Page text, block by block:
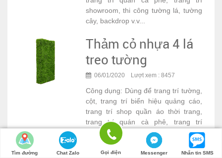
showroom, thi công tường lá, tường
cây, backdrop v.v...
Thảm cỏ nhựa 4 lá
treo tường
06/01/2020 Lượt xem : 8457
Công dụng: Dùng để trang trí tường,
cột, trang trí biển hiệu quảng cáo,
trang trí shop quần áo thời trang,
trang trí quán cà phê, trang trí
showroom, thi công tường lá, tường
cây, backdrop v.v...
Tìm đường Chat Zalo Gọi điện Messenger Nhắn tin SMS